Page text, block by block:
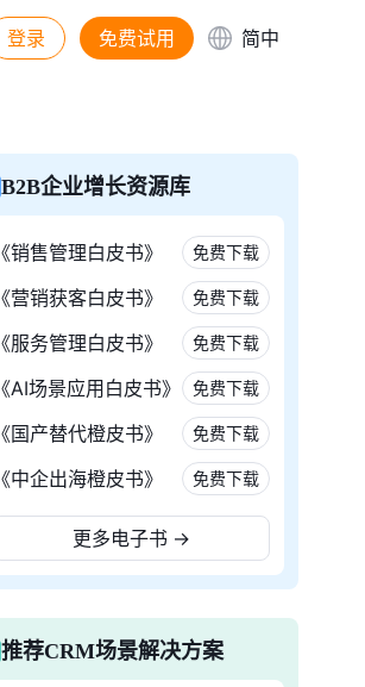
登录 免费试用 简中
B2B企业增长资源库
《销售管理白皮书》 免费下载
《营销获客白皮书》 免费下载
《服务管理白皮书》 免费下载
《AI场景应用白皮书》 免费下载
《国产替代橙皮书》 免费下载
《中企出海橙皮书》 免费下载
更多电子书 →
推荐CRM场景解决方案